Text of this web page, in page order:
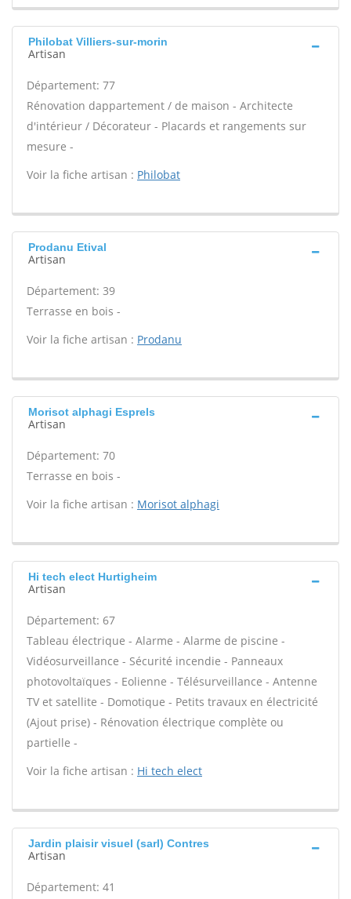
Philobat Villiers-sur-morin
Artisan
Département: 77
Rénovation dappartement / de maison - Architecte
d'intérieur / Décorateur - Placards et rangements sur
mesure -
Voir la fiche artisan : Philobat
Prodanu Etival
Artisan
Département: 39
Terrasse en bois -
Voir la fiche artisan : Prodanu
Morisot alphagi Esprels
Artisan
Département: 70
Terrasse en bois -
Voir la fiche artisan : Morisot alphagi
Hi tech elect Hurtigheim
Artisan
Département: 67
Tableau électrique - Alarme - Alarme de piscine -
Vidéosurveillance - Sécurité incendie - Panneaux
photovoltaïques - Eolienne - Télésurveillance - Antenne
TV et satellite - Domotique - Petits travaux en électricité
(Ajout prise) - Rénovation électrique complète ou
partielle -
Voir la fiche artisan : Hi tech elect
Jardin plaisir visuel (sarl) Contres
Artisan
Département: 41